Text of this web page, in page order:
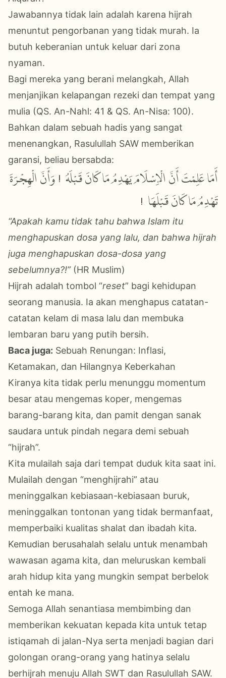
Jawabannya tidak lain adalah karena hijrah
menuntut pengorbanan yang tidak murah. Ia
butuh keberanian untuk keluar dari zona
nyaman.
Bagi mereka yang berani melangkah, Allah
menjanjikan kelapangan rezeki dan tempat yang
mulia (QS. An-Nahl: 41 & QS. An-Nisa: 100).
Bahkan dalam sebuah hadis yang sangat
menenangkan, Rasulullah SAW memberikan
garansi, beliau bersabda:
أَمَا عَلِمْتَ أَنَّ الْإِسْلَامَ يَهْدِمُ مَا كَانَ قَبْلَهُ؟! وَأَنَّ الْهِجْرَةَ
تَهْدِمُ مَا كَانَ قَبْلَهَا؟ !
“Apakah kamu tidak tahu bahwa Islam itu
menghapuskan dosa yang lalu, dan bahwa hijrah
juga menghapuskan dosa-dosa yang
sebelumnya?!” (HR Muslim)
Hijrah adalah tombol “reset” bagi kehidupan
seorang manusia. Ia akan menghapus catatan-
catatan kelam di masa lalu dan membuka
lembaran baru yang putih bersih.
Baca juga: Sebuah Renungan: Inflasi,
Ketamakan, dan Hilangnya Keberkahan
Kiranya kita tidak perlu menunggu momentum
besar atau mengemas koper, mengemas
barang-barang kita, dan pamit dengan sanak
saudara untuk pindah negara demi sebuah
“hijrah”.
Kita mulailah saja dari tempat duduk kita saat ini.
Mulailah dengan “menghijrahi” atau
meninggalkan kebiasaan-kebiasaan buruk,
meninggalkan tontonan yang tidak bermanfaat,
memperbaiki kualitas shalat dan ibadah kita.
Kemudian berusahalah selalu untuk menambah
wawasan agama kita, dan meluruskan kembali
arah hidup kita yang mungkin sempat berbelok
entah ke mana.
Semoga Allah senantiasa membimbing dan
memberikan kekuatan kepada kita untuk tetap
istiqamah di jalan-Nya serta menjadi bagian dari
golongan orang-orang yang hatinya selalu
berhijrah menuju Allah SWT dan Rasulullah SAW.